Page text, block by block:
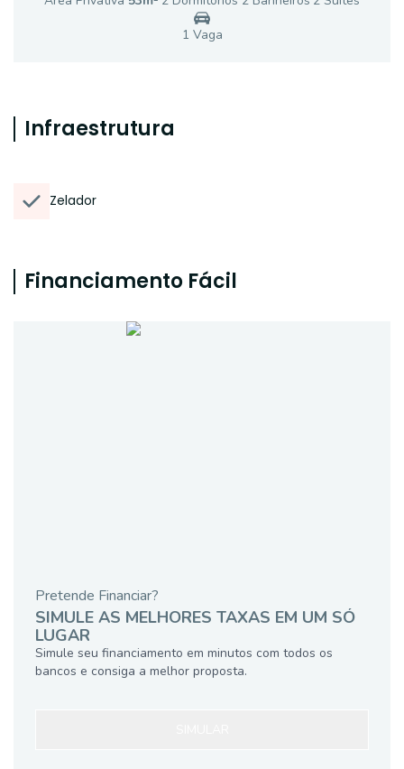
1 Vaga
Infraestrutura
Zelador
Financiamento Fácil
Pretende Financiar?
SIMULE AS MELHORES TAXAS EM UM SÓ
LUGAR
Simule seu financiamento em minutos com todos os
bancos e consiga a melhor proposta.